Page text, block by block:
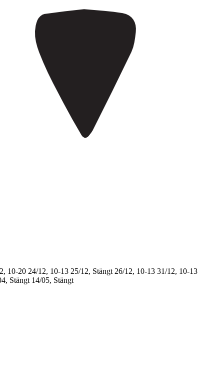
10-20 24/12, 10-13 25/12, Stängt 26/12, 10-13 31/12, 10-13
Stängt 14/05, Stängt